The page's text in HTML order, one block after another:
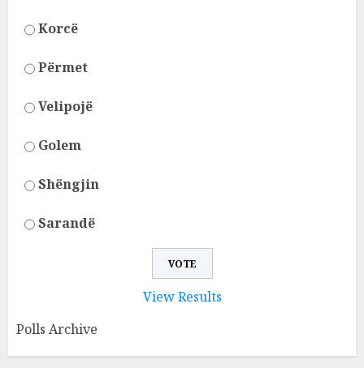
Korcë
Përmet
Velipojë
Golem
Shëngjin
Sarandë
View Results
Polls Archive